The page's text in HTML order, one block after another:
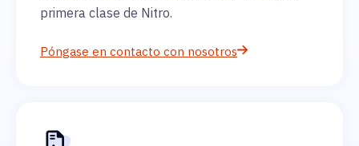
primera clase de Nitro.
Póngase en contacto con nosotros